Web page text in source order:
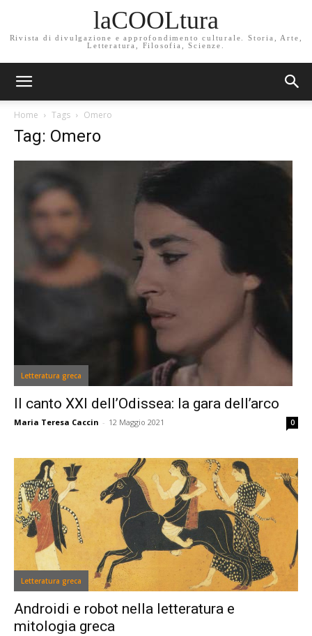
laCOOLtura
Rivista di divulgazione e approfondimento culturale. Storia, Arte,
Letteratura, Filosofia, Scienze.
Home Tags Omero
Tag: Omero
Letteratura greca
Il canto XXI dell’Odissea: la gara dell’arco
Maria Teresa Caccin - 12 Maggio 2021 0
Letteratura greca
Androidi e robot nella letteratura e
mitologia greca